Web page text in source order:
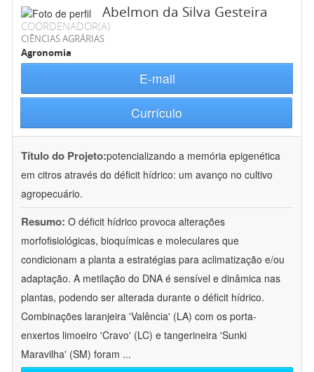
Abelmon da Silva Gesteira
COORDENADOR(A)
CIÊNCIAS AGRÁRIAS
Agronomia
E-mail
Currículo
Título do Projeto:potencializando a memória epigenética
em citros através do déficit hídrico: um avanço no cultivo
agropecuário.
Resumo: O déficit hídrico provoca alterações
morfofisiológicas, bioquímicas e moleculares que
condicionam a planta a estratégias para aclimatização e/ou
adaptação. A metilação do DNA é sensível e dinâmica nas
plantas, podendo ser alterada durante o déficit hídrico.
Combinações laranjeira 'Valência' (LA) com os porta-
enxertos limoeiro 'Cravo' (LC) e tangerineira 'Sunki
Maravilha' (SM) foram ...